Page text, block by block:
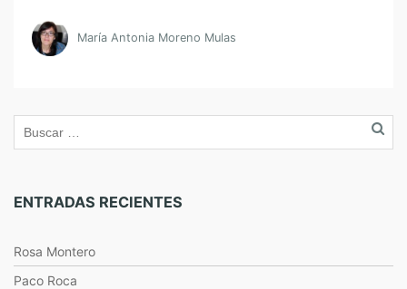
María Antonia Moreno Mulas
ENTRADAS RECIENTES
Rosa Montero
Paco Roca